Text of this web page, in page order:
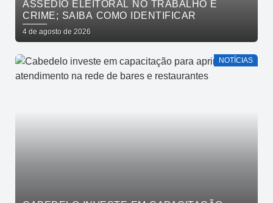
ASSÉDIO ELEITORAL NO TRABALHO É
CRIME; SAIBA COMO IDENTIFICAR
4 de agosto de 2026
NOTÍCIAS